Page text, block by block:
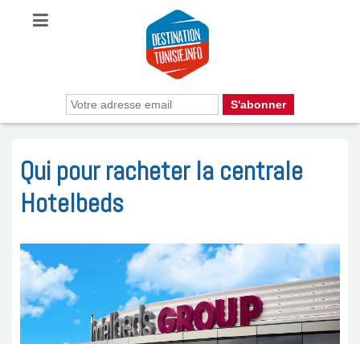
Qui pour racheter la centrale
Hotelbeds